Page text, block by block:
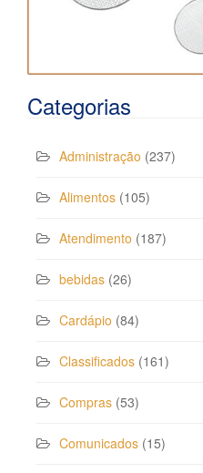
Categorias
Administração (237)
Alimentos (105)
Atendimento (187)
bebidas (26)
Cardápio (84)
Classificados (161)
Compras (53)
Comunicados (15)